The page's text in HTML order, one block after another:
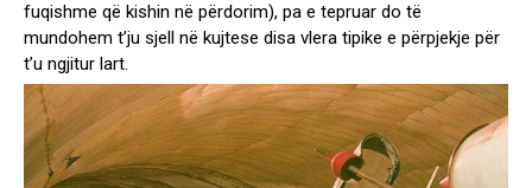
fuqishme që kishin në përdorim), pa e tepruar do të
mundohem t’ju sjell në kujtese disa vlera tipike e përpjekje për
t’u ngjitur lart.